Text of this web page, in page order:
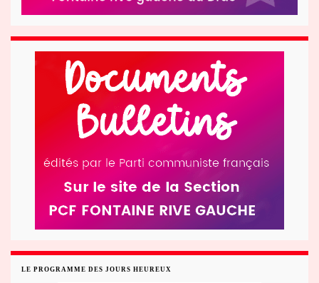
LE PROGRAMME DES JOURS HEUREUX